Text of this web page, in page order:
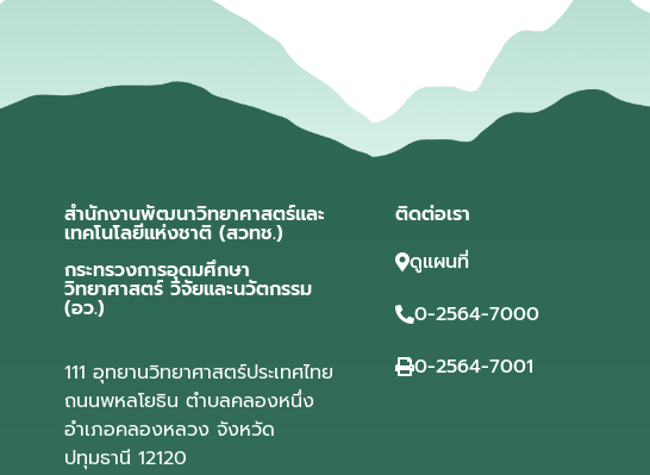
สำนักงานพัฒนาวิทยาศาสตร์และ
เทคโนโลยีแห่งชาติ (สวทช.)
กระทรวงการอุดมศึกษา
วิทยาศาสตร์ วิจัยและนวัตกรรม
(อว.)
111 อุทยานวิทยาศาสตร์ประเทศไทย
ถนนพหลโยธิน ตำบลคลองหนึ่ง
อำเภอคลองหลวง จังหวัด
ปทุมธานี 12120
ติดต่อเรา
ดูแผนที่
0-2564-7000
0-2564-7001